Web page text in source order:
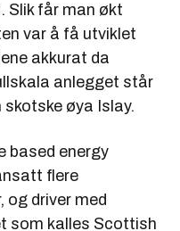
Slik får man økt
var å få utviklet
akkurat da
anlegget står
øya Islay.
based energy
flere
og driver med
som kalles Scottish